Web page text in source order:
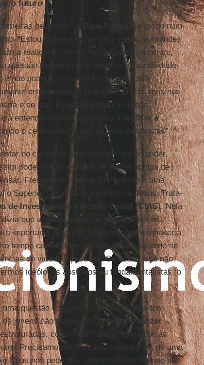
o futuro
perguntas, o Papa Franciscotocou num
“Estou convencido de uma coisa: as grandes
a realidade não era vista a partir do centro,
questão hermenêutica: entende-se a realidade
e não quando nosso ponto de vista está
entendermos a realidade, precisamos nos
e de paz, e nos dirigirmos às áreas
a entender melhor; ajuda-nos a analisar a
o centralismo e abordagens ideológicas”.
no centro de uma esfera. Para entender,
poder ver a realidade de vários pontos de
Frequentemente faço referência a uma
o Superior Geral da Companhia de Jesus. Trata-
de Investigación y Acción Social (CIAS). Nela
que algumas horas de contato com os
importante para mim: é necessário conhecer a
tempo caminhando pela periferia buscando se
de vida das pessoas. Se acaso isso não
ideólogos abstratos ou fundamentalistas, o
uma questão concreta, a do apostolado dos
os jovens não podem se contentar em dizer
como num tratado; estas coisas
Precisamos de uma nova linguagem, de uma
Deus nos pede isto: deixar o ninho em que nos